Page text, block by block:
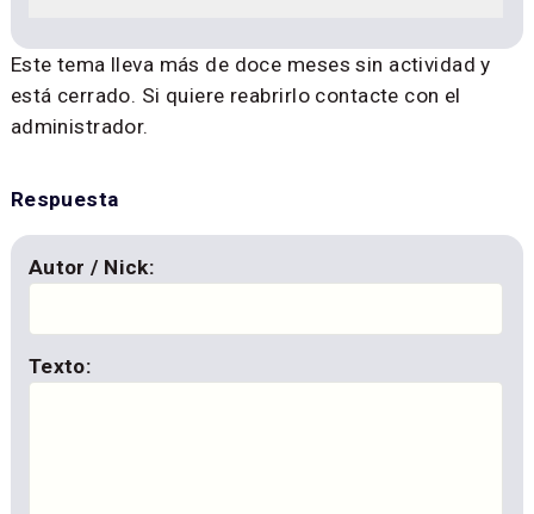
Este tema lleva más de doce meses sin actividad y
está cerrado. Si quiere reabrirlo contacte con el
administrador.
Respuesta
Autor / Nick:
Texto: